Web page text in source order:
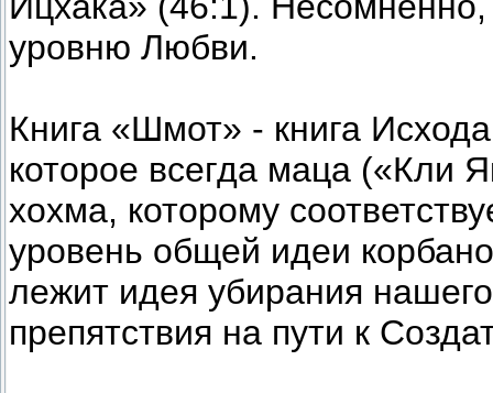
уровню Любви.
Книга «Шмот» - книга
которое всегда маца («Кли
хохма, которому
уровень общей идеи
лежит идея убирания
препятствия на пути к